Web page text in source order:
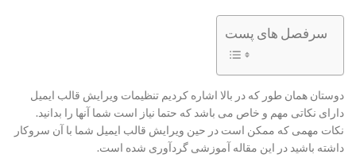
سرفصل های پست
دوستان همان طور که در بالا اشاره کردیم تنظیمات ویرایش قالب ایمیل
دارای نکاتی مهم و خاص می باشد که حتما نیاز است شما آنها را بدانید.
نکات مهمی که ممکن است در حین ویرایش قالب ایمیل شما با آن سروکار
داشته باشید در این مقاله آموزشی گردآوری شده است.